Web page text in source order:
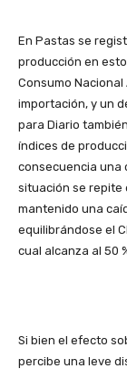
En Pastas se
producción en
Consumo
importación, y un
para Diario
índices de
consecuencia una
situación se repite
mantenido una
equilibrándose el
cual alcanza al 50
Si bien el efecto
percibe una leve